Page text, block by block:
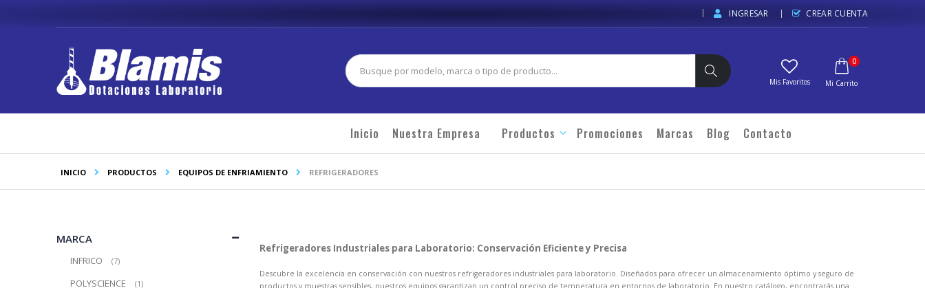
a
INGRESAR CREAR CUENTA
Carrito
0elementos
Buscar
Inicio Nuestra Empresa Productos Promociones Marcas Blog Contacto
INICIO PRODUCTOS EQUIPOS DE ENFRIAMIENTO REFRIGERADORES
Refrigeradores Industriales para Laboratorio: Conservación Eficiente y Precisa
Descubre la excelencia en conservación con nuestros refrigeradores industriales para laboratorio. Diseñados para ofrecer un almacenamiento óptimo y seguro de
MARCA
INFRICO 7producto
POLYSCIENCE 1producto